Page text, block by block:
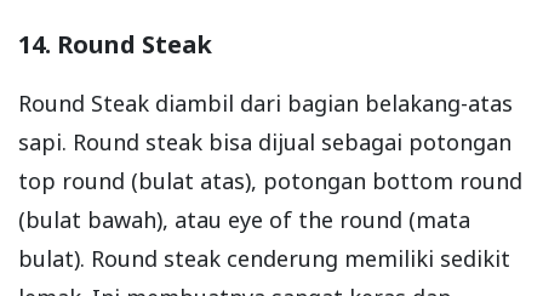
14. Round Steak
Round Steak diambil dari bagian belakang-atas
sapi. Round steak bisa dijual sebagai potongan
top round (bulat atas), potongan bottom round
(bulat bawah), atau eye of the round (mata
bulat). Round steak cenderung memiliki sedikit